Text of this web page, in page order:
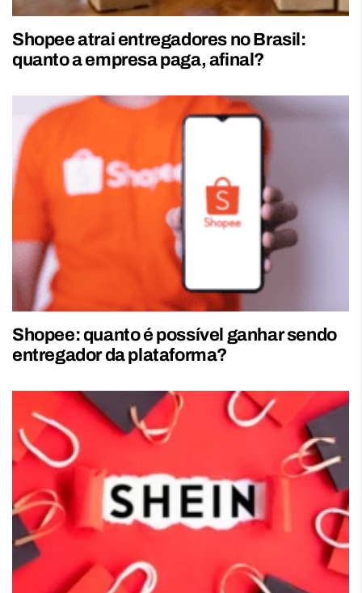
Shopee atrai entregadores no Brasil:
quanto a empresa paga, afinal?
Shopee: quanto é possível ganhar sendo
entregador da plataforma?